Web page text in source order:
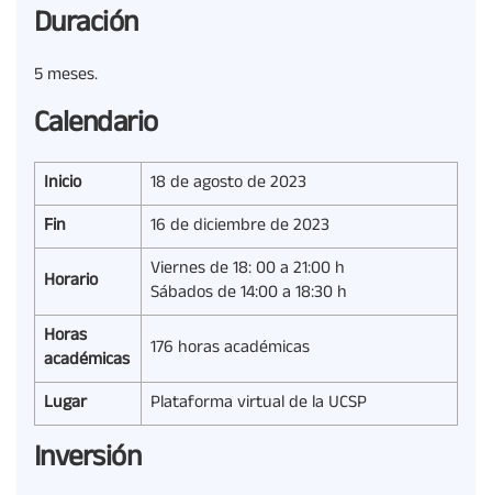
Duración
5 meses.
Calendario
Inicio
18 de agosto de 2023
Fin
16 de diciembre de 2023
Horario
Viernes de 18: 00 a 21:00 h
Sábados de 14:00 a 18:30 h
Horas
académicas
176 horas académicas
Lugar
Plataforma virtual de la UCSP
Inversión